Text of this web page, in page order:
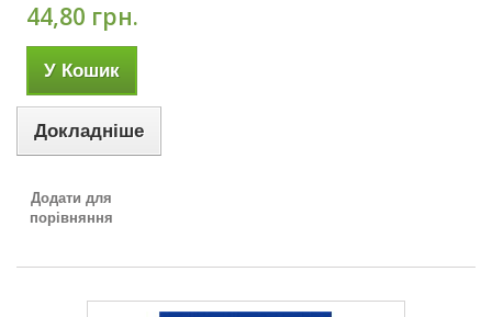
44,80 грн.
У Кошик
Докладніше
Додати для
порівняння